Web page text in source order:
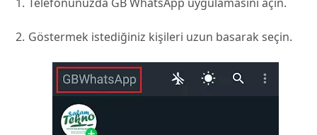
Göstermek istediğiniz kişileri uzun basarak seçin.